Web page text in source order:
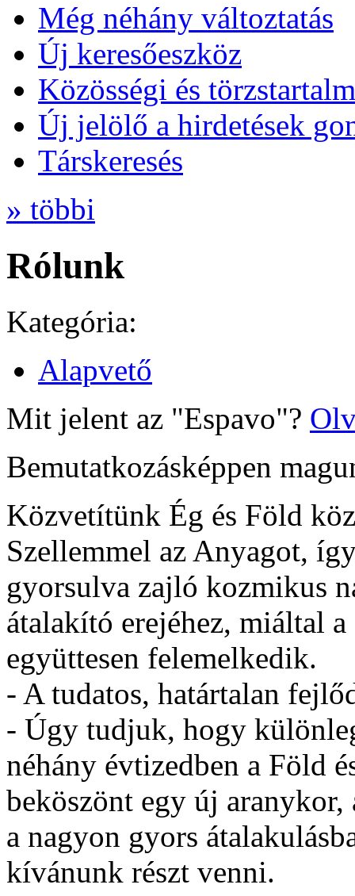
Még néhány változtatás
Új keresőeszköz
Közösségi és
Új jelölő a hirdetések
Társkeresés
» többi
Rólunk
Kategória:
Alapvető
Mit jelent az "Espavo"?
Bemutatkozásképpen
Közvetítünk Ég és Föld
Szellemmel az Anyagot,
gyorsulva zajló kozmikus
átalakító erejéhez, miáltal
együttesen felemelkedik.
- A tudatos, határtalan
- Úgy tudjuk, hogy
néhány évtizedben a Föld
beköszönt egy új
a nagyon gyors
kívánunk részt venni.